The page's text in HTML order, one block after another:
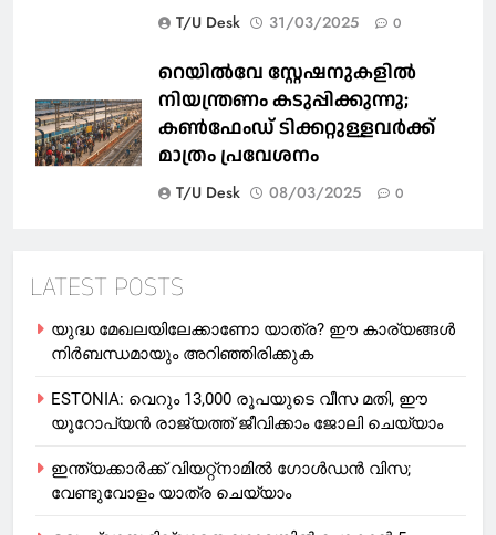
T/U Desk 31/03/2025 0
റെയില്‍വേ സ്റ്റേഷനുകളിൽ
നിയന്ത്രണം കടുപ്പിക്കുന്നു;
കണ്‍ഫേംഡ് ടിക്കറ്റുള്ളവര്‍ക്ക്
മാത്രം പ്രവേശനം
T/U Desk 08/03/2025 0
LATEST POSTS
യുദ്ധ മേഖലയിലേക്കാണോ യാത്ര? ഈ കാര്യങ്ങള്‍
നിര്‍ബന്ധമായും അറിഞ്ഞിരിക്കുക
ESTONIA: വെറും 13,000 രൂപയുടെ വീസ മതി, ഈ
യൂറോപ്യന്‍ രാജ്യത്ത് ജീവിക്കാം ജോലി ചെയ്യാം
ഇന്ത്യക്കാർക്ക് വിയറ്റ്‌നാമില്‍ ഗോള്‍ഡന്‍ വിസ;
വേണ്ടുവോളം യാത്ര ചെയ്യാം